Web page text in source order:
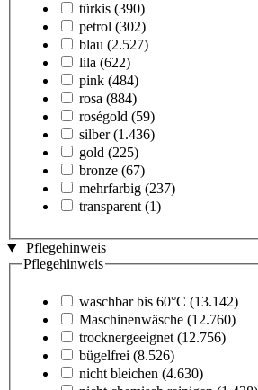
türkis (390)
petrol (302)
blau (2.527)
lila (622)
pink (484)
rosa (884)
roségold (59)
silber (1.436)
gold (225)
bronze (67)
mehrfarbig (237)
transparent (1)
Pflegehinweis
Pflegehinweis
waschbar bis 60°C (13.142)
Maschinenwäsche (12.760)
trocknergeeignet (12.756)
bügelfrei (8.526)
nicht bleichen (4.630)